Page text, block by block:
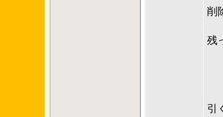
削
残
引